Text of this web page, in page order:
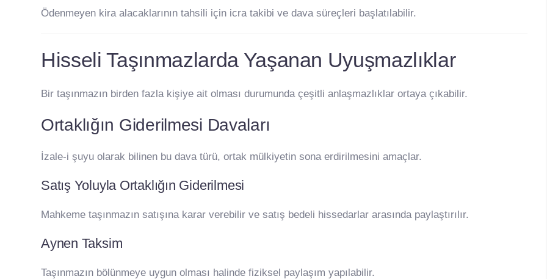
Ödenmeyen kira alacaklarının tahsili için icra takibi ve dava süreçleri başlatılabilir.
Hisseli Taşınmazlarda Yaşanan Uyuşmazlıklar
Bir taşınmazın birden fazla kişiye ait olması durumunda çeşitli anlaşmazlıklar ortaya çıkabilir.
Ortaklığın Giderilmesi Davaları
İzale-i şuyu olarak bilinen bu dava türü, ortak mülkiyetin sona erdirilmesini amaçlar.
Satış Yoluyla Ortaklığın Giderilmesi
Mahkeme taşınmazın satışına karar verebilir ve satış bedeli hissedarlar arasında paylaştırılır.
Aynen Taksim
Taşınmazın bölünmeye uygun olması halinde fiziksel paylaşım yapılabilir.